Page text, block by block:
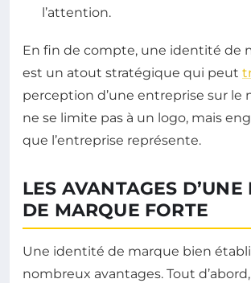
l’attention.
En fin de compte, une identité de
est un atout stratégique qui peut
perception d’une entreprise sur le
ne se limite pas à un logo, mais
que l’entreprise représente.
LES AVANTAGES D’UNE
DE MARQUE FORTE
Une identité de marque bien
nombreux avantages. Tout